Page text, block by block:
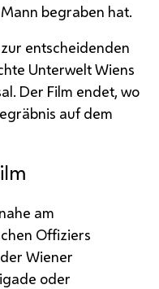
begraben hat.
entscheidenden
Unterwelt Wiens
Der Film endet, wo
auf dem
am
Offiziers
Wiener
oder